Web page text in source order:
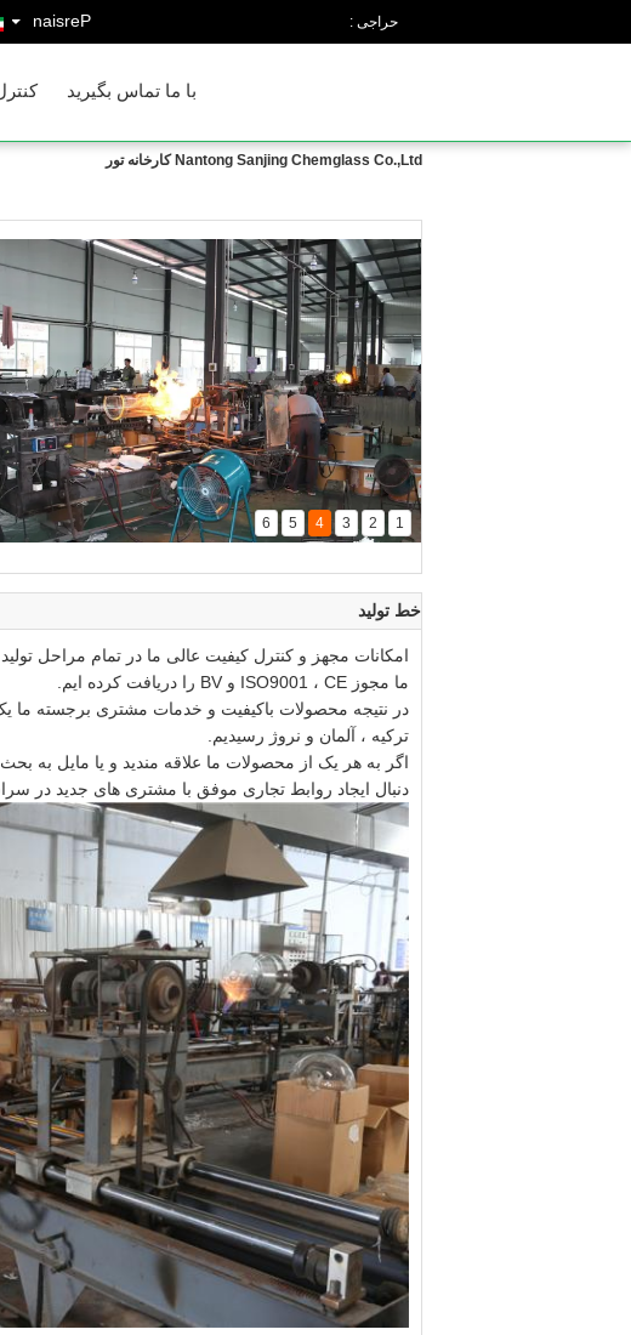
حراجی : Persian
با ما تماس بگیرید
Nantong Sanjing Chemglass Co.,Ltd کارخانه تور
1
2
3
4
5
6
خط تولید
امکانات مجهز و کنترل کیفیت عالی ما در تمام مراحل
ما مجوز ISO9001 ، CE و BV را دریافت کرده ایم.
در نتیجه محصولات باکیفیت و خدمات مشتری برجسته ما
ترکیه ، آلمان و نروژ رسیدیم.
اگر به هر یک از محصولات ما علاقه مندید و یا مایل به
دنبال ایجاد روابط تجاری موفق با مشتری های جدید در